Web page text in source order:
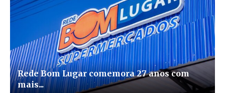
Rede Bom Lugar comemora 27 anos com
mais...